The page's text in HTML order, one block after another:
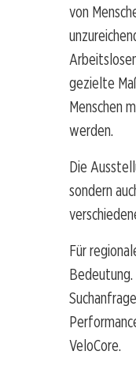
von
gezielte
Menschen
werden.
Die
sondern
Für
VeloCore.